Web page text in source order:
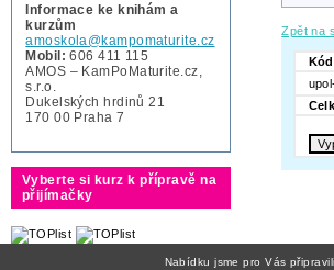
Informace ke knihám a
kurzům
amoskola@kampomaturite.cz
Mobil: 606 411 115
AMOS – KamPoMaturite.cz,
s.r.o.
Dukelských hrdinů 21
170 00 Praha 7
Vyberte si kurz k přípravě na
přijímačky
Zpět na
Kód
Nabídku jsme pro Vás